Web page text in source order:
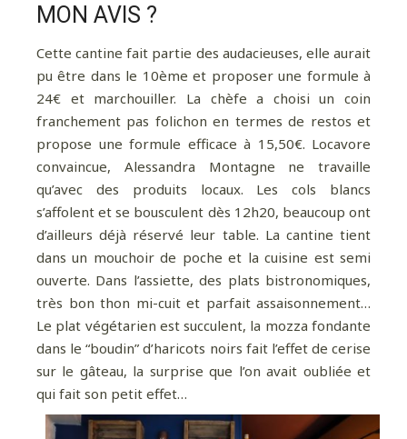
MON AVIS ?
Cette cantine fait partie des audacieuses, elle aurait
pu être dans le 10ème et proposer une formule à
24€ et marchouiller. La chèfe a choisi un coin
franchement pas folichon en termes de restos et
propose une formule efficace à 15,50€. Locavore
convaincue, Alessandra Montagne ne travaille
qu’avec des produits locaux. Les cols blancs
s’affolent et se bousculent dès 12h20, beaucoup ont
d’ailleurs déjà réservé leur table. La cantine tient
dans un mouchoir de poche et la cuisine est semi
ouverte. Dans l’assiette, des plats bistronomiques,
très bon thon mi-cuit et parfait assaisonnement…
Le plat végétarien est succulent, la mozza fondante
dans le “boudin” d’haricots noirs fait l’effet de cerise
sur le gâteau, la surprise que l’on avait oubliée et
qui fait son petit effet…
voyages au coin de la rue et au bout du monde,
suivez-moi sur Instagram!